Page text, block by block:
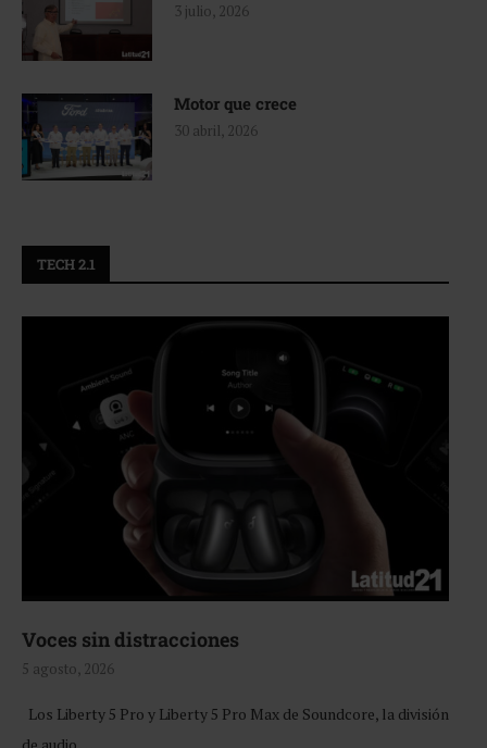
3 julio, 2026
Motor que crece
30 abril, 2026
TECH 2.1
Voces sin distracciones
5 agosto, 2026
Los Liberty 5 Pro y Liberty 5 Pro Max de Soundcore, la división